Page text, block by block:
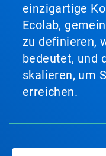
einzigartige
Ecolab,
zu definieren,
bedeutet, und
skalieren, um
erreichen.